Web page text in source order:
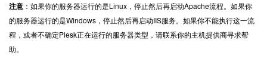
注意 ：如果你的服务器运行的是Linux，停止然后再启动Apache流程。如果你
的服务器运行的是Windows，停止然后再启动IIS服务。如果你不能执行这一流
程，或者不确定Plesk正在运行的服务器类型，请联系你的主机提供商寻求帮
助。